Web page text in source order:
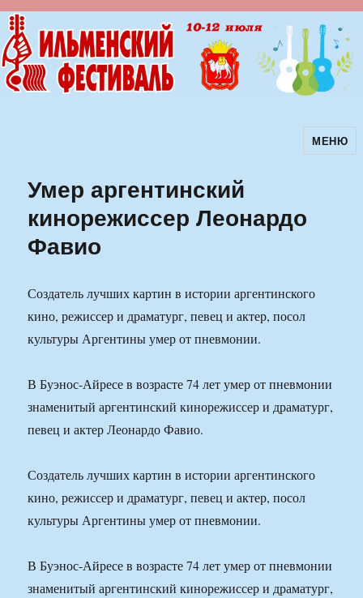
Ильменский фестиваль авторскойМЕНЮ
Умер аргентинский
кинорежиссер Леонардо
Фавио
Создатель лучших картин в истории аргентинского
кино, режиссер и драматург, певец и актер, посол
культуры Аргентины умер от пневмонии.
В Буэнос-Айресе в возрасте 74 лет умер от пневмонии
знаменитый аргентинский кинорежиссер и драматург,
певец и актер Леонардо Фавио.
Создатель лучших картин в истории аргентинского
кино, режиссер и драматург, певец и актер, посол
культуры Аргентины умер от пневмонии.
В Буэнос-Айресе в возрасте 74 лет умер от пневмонии
знаменитый аргентинский кинорежиссер и драматург,